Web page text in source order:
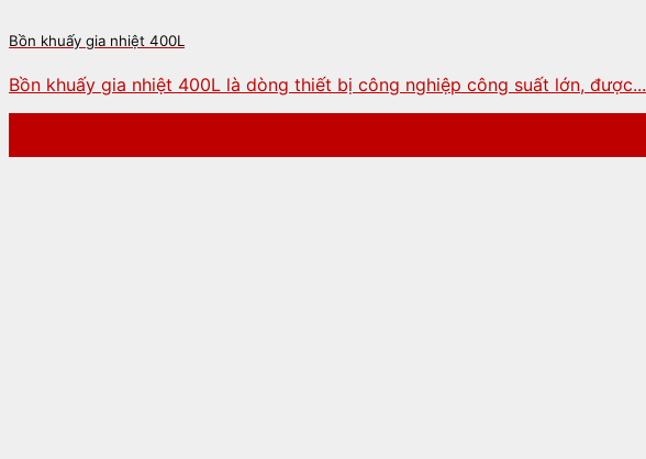
Bồn khuấy gia nhiệt 400L
Bồn khuấy gia nhiệt 400L là dòng thiết bị công nghiệp công suất lớn, được...